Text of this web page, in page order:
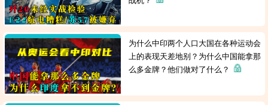
为什么中印两个人口大国在各种运动会
上的表现天差地别？为什么中国能拿那
么多金牌？他们做对了什么？